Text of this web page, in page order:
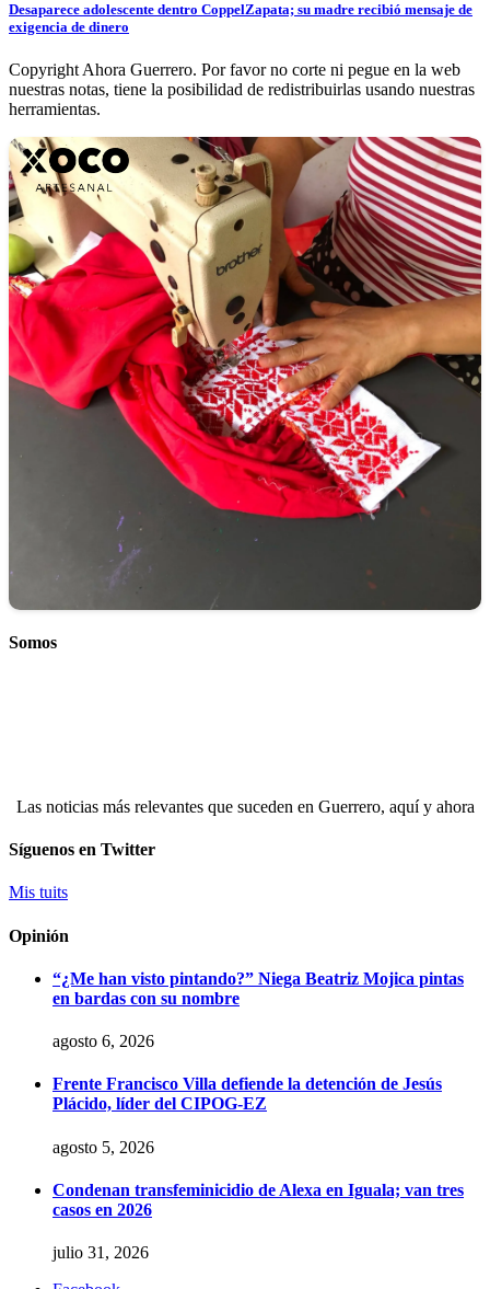
Desaparece adolescente dentro CoppelZapata; su madre recibió mensaje de
exigencia de dinero
Copyright Ahora Guerrero. Por favor no corte ni pegue en la web
nuestras notas, tiene la posibilidad de redistribuirlas usando nuestras
herramientas.
Somos
Las noticias más relevantes que suceden en Guerrero, aquí y ahora
Síguenos en Twitter
Mis tuits
Opinión
“¿Me han visto pintando?” Niega Beatriz Mojica pintas
en bardas con su nombre
agosto 6, 2026
Frente Francisco Villa defiende la detención de Jesús
Plácido, líder del CIPOG-EZ
agosto 5, 2026
Condenan transfeminicidio de Alexa en Iguala; van tres
casos en 2026
julio 31, 2026